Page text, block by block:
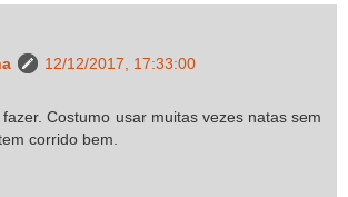
12/12/2017, 17:33:00
Costumo usar muitas vezes natas sem
corrido bem.